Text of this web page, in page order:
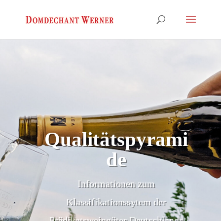
Qualitätspyrami
de
Informationen zum
Klassifikationssytem der